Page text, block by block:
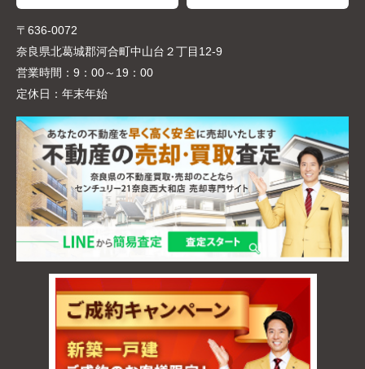
〒636-0072
奈良県北葛城郡河合町中山台２丁目12-9
営業時間： 9：00～19：00
定休日： 年末年始